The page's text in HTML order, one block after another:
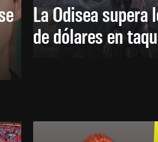
La Odisea
de dólares en